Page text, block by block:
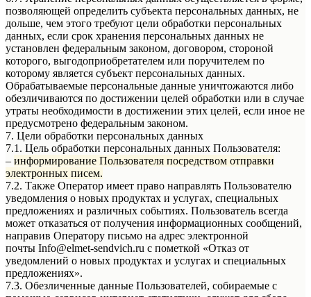
позволяющей определить субъекта персональных данных, не
дольше, чем этого требуют цели обработки персональных
данных, если срок хранения персональных данных не
установлен федеральным законом, договором, стороной
которого, выгодоприобретателем или поручителем по
которому является субъект персональных данных.
Обрабатываемые персональные данные уничтожаются либо
обезличиваются по достижении целей обработки или в случае
утраты необходимости в достижении этих целей, если иное не
предусмотрено федеральным законом.
7. Цели обработки персональных данных
7.1. Цель обработки персональных данных Пользователя:
– информирование Пользователя посредством отправки
электронных писем.
7.2. Также Оператор имеет право направлять Пользователю
уведомления о новых продуктах и услугах, специальных
предложениях и различных событиях. Пользователь всегда
может отказаться от получения информационных сообщений,
направив Оператору письмо на адрес электронной
почты Info@elmet-sendvich.ru с пометкой «Отказ от
уведомлений о новых продуктах и услугах и специальных
предложениях».
7.3. Обезличенные данные Пользователей, собираемые с